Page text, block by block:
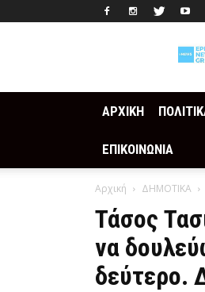
ΑΡΧΙΚΗ
ΕΠΙΚΟΙΝΩΝΙΑ
Αρχική ΔΗΜΟΤΙΚΑ
Τάσος
να
δεύτερο.